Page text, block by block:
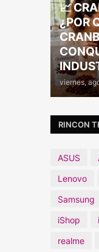
📈
¿POR
viernes,
RINCON
ASUS
Lenovo
Samsung
iShop
realme